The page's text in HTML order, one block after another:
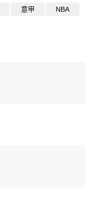
意甲 NBA